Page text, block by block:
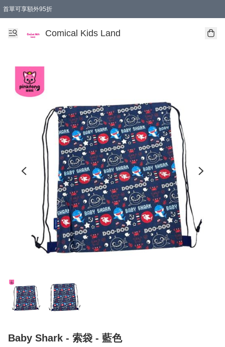
首單可享額外95折
Comical Kids Land
Baby Shark - 索袋 - 藍色